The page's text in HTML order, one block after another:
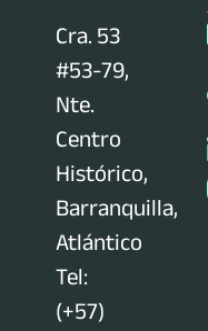
Cra. 53
#53-79,
Nte.
Centro
Histórico,
Barranquilla,
Atlántico
Tel:
(+57)